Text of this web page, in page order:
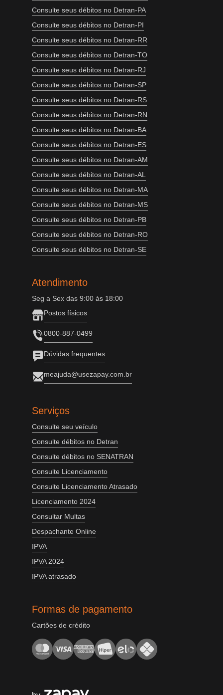
Consulte seus débitos no Detran-PA
Consulte seus débitos no Detran-PI
Consulte seus débitos no Detran-RR
Consulte seus débitos no Detran-TO
Consulte seus débitos no Detran-RJ
Consulte seus débitos no Detran-SP
Consulte seus débitos no Detran-RS
Consulte seus débitos no Detran-RN
Consulte seus débitos no Detran-BA
Consulte seus débitos no Detran-ES
Consulte seus débitos no Detran-AM
Consulte seus débitos no Detran-AL
Consulte seus débitos no Detran-MA
Consulte seus débitos no Detran-MS
Consulte seus débitos no Detran-PB
Consulte seus débitos no Detran-RO
Consulte seus débitos no Detran-SE
Atendimento
Seg a Sex das 9:00 às 18:00
Postos físicos
0800-887-0499
Dúvidas frequentes
meajuda@usezapay.com.br
Serviços
Consulte seu veículo
Consulte débitos no Detran
Consulte débitos no SENATRAN
Consulte Licenciamento
Consulte Licenciamento Atrasado
Licenciamento 2024
Consultar Multas
Despachante Online
IPVA
IPVA 2024
IPVA atrasado
Formas de pagamento
Cartões de crédito